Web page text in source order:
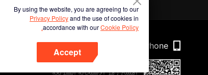
By using the website, you are agreeing to our
Privacy Policyand the use of cookies in
accordance with ourCookie Policy.
Accept
Phone
امسح رمز الاستجابة السريعة